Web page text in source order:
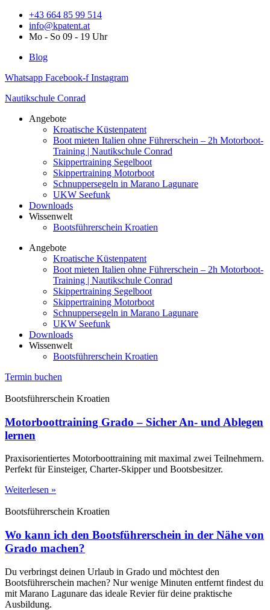
Zum
Inhalt
springen
+43 664 85 99 514
info@kpatent.at
Mo - So 09 - 19 Uhr
Blog
Whatsapp Facebook-f Instagram
Nautikschule Conrad
Angebote
Kroatische Küstenpatent
Boot mieten Italien ohne Führerschein – 2h Motorboot-
Training | Nautikschule Conrad
Skippertraining Segelboot
Skippertraining Motorboot
Schnuppersegeln in Marano Lagunare
UKW Seefunk
Downloads
Wissenwelt
Bootsführerschein Kroatien
Angebote
Kroatische Küstenpatent
Boot mieten Italien ohne Führerschein – 2h Motorboot-
Training | Nautikschule Conrad
Skippertraining Segelboot
Skippertraining Motorboot
Schnuppersegeln in Marano Lagunare
UKW Seefunk
Downloads
Wissenwelt
Bootsführerschein Kroatien
Termin buchen
Bootsführerschein Kroatien
Motorboottraining Grado – Sicher An- und Ablegen
lernen
Praxisorientiertes Motorboottraining mit maximal zwei Teilnehmern.
Perfekt für Einsteiger, Charter-Skipper und Bootsbesitzer.
Weiterlesen »
Bootsführerschein Kroatien
Wo kann ich den Bootsführerschein in der Nähe von
Grado machen?
Du verbringst deinen Urlaub in Grado und möchtest den
Bootsführerschein machen? Nur wenige Minuten entfernt findest du
mit Marano Lagunare das ideale Revier für deine praktische
Ausbildung.